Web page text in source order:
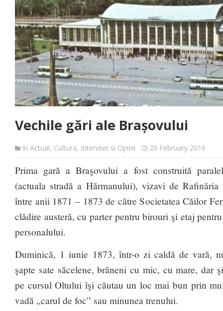
Vechile gări ale Brașovului
in Actual, Cultura, Interviuri si Opinii 20 February 2016
Prima gară a Braşovului a fost construită
(actuala stradă a Hărmanului), vizavi de
între anii 1871 – 1873 de către Societatea Căilor
clădire austeră, cu parter pentru birouri şi etaj
personalului.
Duminică, 1 iunie 1873, într-o zi caldă de vară,
şapte sate săcelene, brăneni cu mic, cu mare, dar
pe cursul Oltului îşi căutau un loc mai bun prin
vadă „carul de foc” sau minunea trenului.